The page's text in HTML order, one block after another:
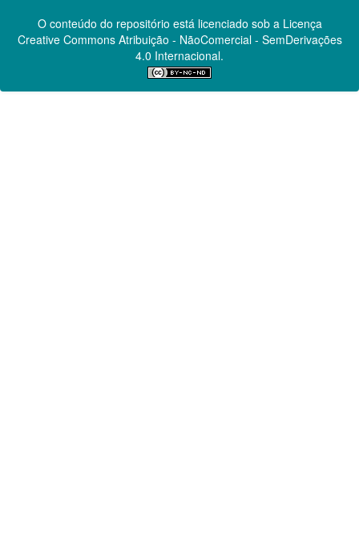
O conteúdo do repositório está licenciado sob a Licença
Creative CommonsAtribuição - NãoComercial - SemDerivações
4.0 Internacional.